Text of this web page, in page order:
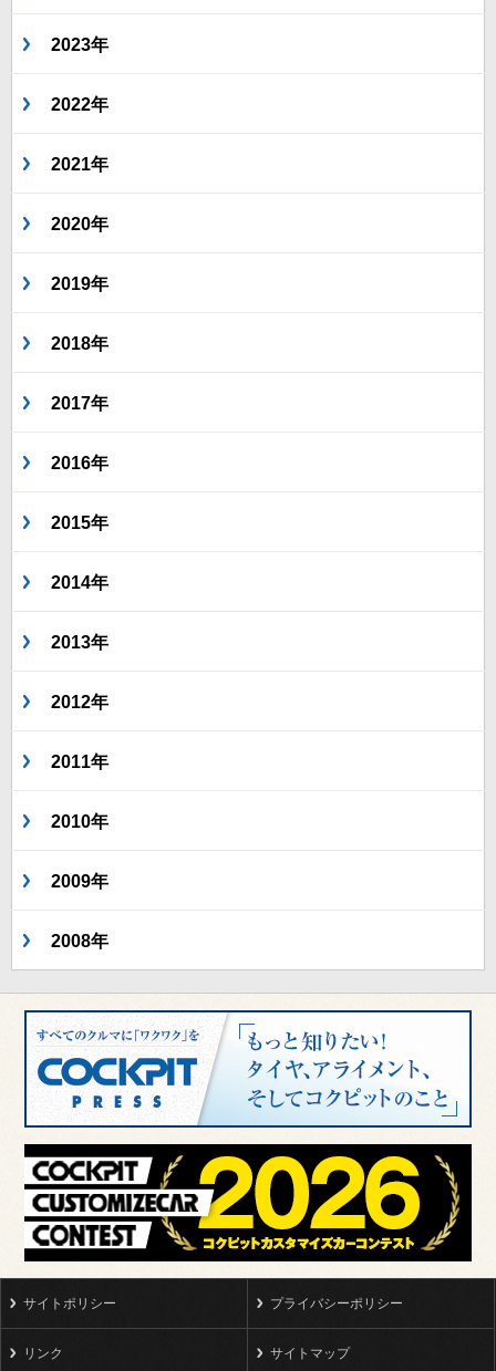
2023年
2022年
2021年
2020年
2019年
2018年
2017年
2016年
2015年
2014年
2013年
2012年
2011年
2010年
2009年
2008年
サイトポリシー プライバシーポリシー
リンク サイトマップ